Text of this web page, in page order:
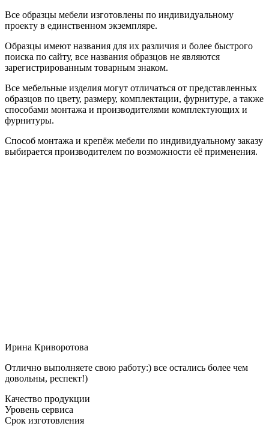
Все образцы мебели изготовлены по индивидуальному
проекту в единственном экземпляре.
Образцы имеют названия для их различия и более быстрого
поиска по сайту, все названия образцов не являются
зарегистрированным товарным знаком.
Все мебельные изделия могут отличаться от представленных
образцов по цвету, размеру, комплектации, фурнитуре, а также
способами монтажа и производителями комплектующих и
фурнитуры.
Способ монтажа и крепёж мебели по индивидуальному заказу
выбирается производителем по возможности её применения.
Ирина Криворотова
Отлично выполняете свою работу:) все остались более чем
довольны, респект!)
Качество продукции
Уровень сервиса
Срок изготовления